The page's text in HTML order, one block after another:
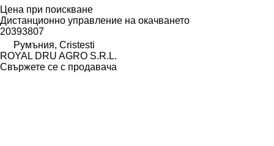
Цена при поискване
Дистанционно управление на окачването
20393807
Румъния, Cristesti
ROYAL DRU AGRO S.R.L.
Свържете се с продавача